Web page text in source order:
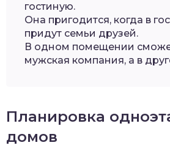
гостиную.
Она пригодится, когда в
придут семьи друзей.
В одном помещении
мужская компания, а в
Планировка
домов